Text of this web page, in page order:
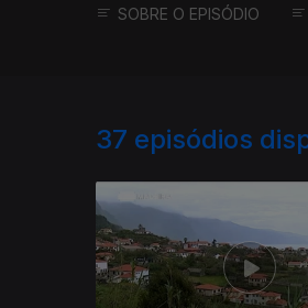
SOBRE O EPISÓDIO
37 episódios